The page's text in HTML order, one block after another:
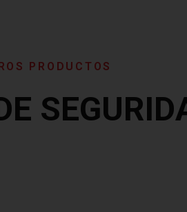
PRODUCTOS